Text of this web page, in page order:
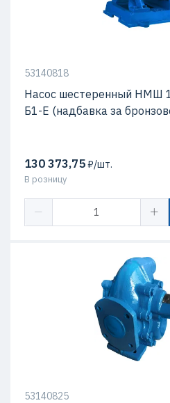
53140818
Насос шестеренный НМШ
Б1-Е (надбавка за
130 373,75₽/шт.
В розницу
53140825